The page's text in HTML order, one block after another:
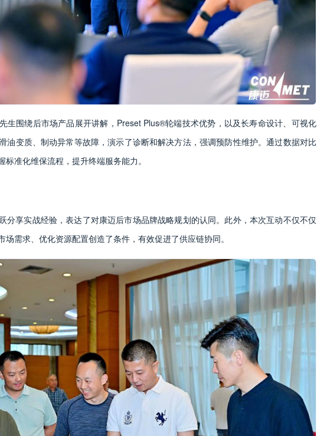
生围绕后市场产品展开讲解，Preset Plus®轮端技术优势，以及长寿命设计、可视化
油变质、制动异常等故障，演示了诊断和解决方法，强调预防性维护。通过数据对比
准化维保流程，提升终端服务能力。
分享实战经验，表达了对康迈后市场品牌战略规划的认同。此外，本次互动不仅不仅
需求、优化资源配置创造了条件，有效促进了供应链协同。